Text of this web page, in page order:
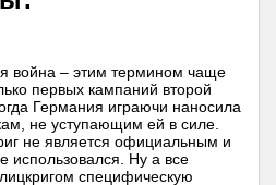
война – этим термином чаще
первых кампаний второй
Германия играючи наносила
не уступающим ей в силе.
не является официальным и
использовался. Ну а все
специфическую